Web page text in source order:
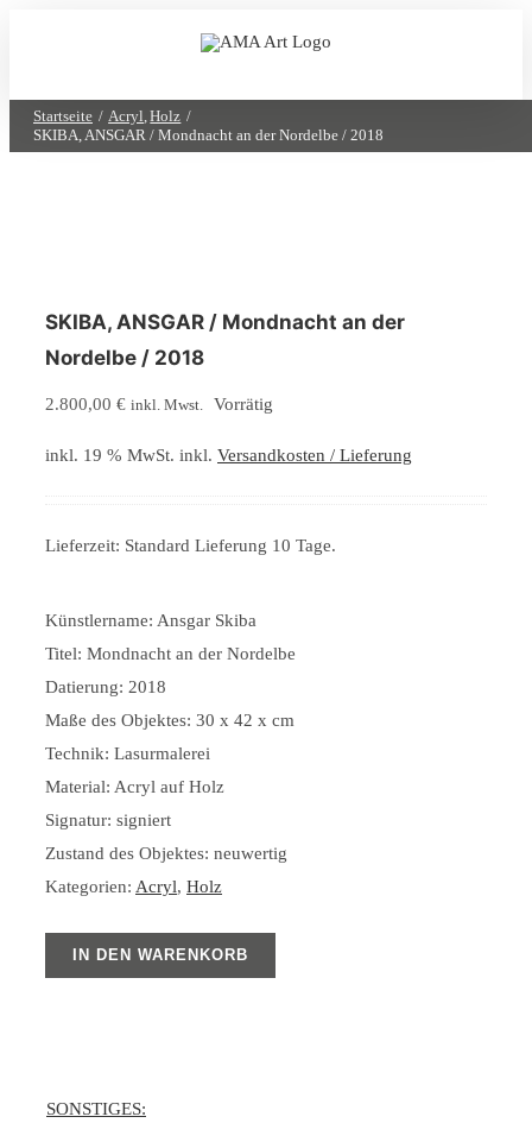
Startseite Acryl Holz
SKIBA, ANSGAR / Mondnacht an der Nordelbe / 2018
SKIBA, ANSGAR / Mondnacht an der
Nordelbe / 2018
2.800,00 € inkl. Mwst. Vorrätig
inkl. 19 % MwSt. inkl. Versandkosten / Lieferung
Lieferzeit: Standard Lieferung 10 Tage.
Künstlername: Ansgar Skiba
Titel: Mondnacht an der Nordelbe
Datierung: 2018
Maße des Objektes: 30 x 42 x cm
Technik: Lasurmalerei
Material: Acryl auf Holz
Signatur: signiert
Zustand des Objektes: neuwertig
Kategorien: Acryl, Holz
IN DEN WARENKORB
SONSTIGES: